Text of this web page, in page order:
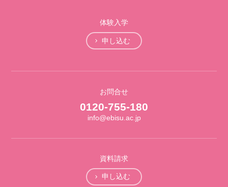
体験入学
申し込む
お問合せ
0120-755-180
info@ebisu.ac.jp
資料請求
申し込む